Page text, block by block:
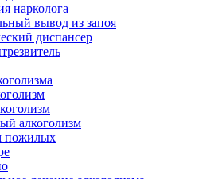
нарколога
вывод из запоя
диспансер
алкоголизм
пожилых